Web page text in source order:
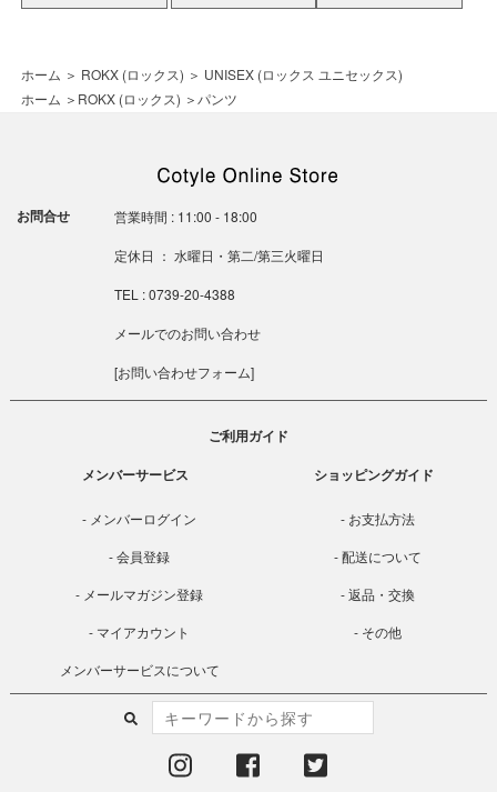
ホーム ＞ ROKX (ロックス) ＞ UNISEX (ロックス ユニセックス)
ホーム ＞ ROKX (ロックス) ＞ パンツ
お問合せ 営業時間 : 11:00 - 18:00
定休日 ： 水曜日・第二/第三火曜日
TEL : 0739-20-4388
メールでのお問い合わせ
[お問い合わせフォーム]
ご利用ガイド
メンバーサービス
メンバーログイン
会員登録
メールマガジン登録
マイアカウント
メンバーサービスについて
ショッピングガイド
お支払方法
配送について
返品・交換
その他